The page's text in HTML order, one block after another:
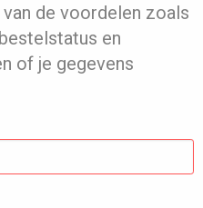
de voordelen zoals
en
of je gegevens